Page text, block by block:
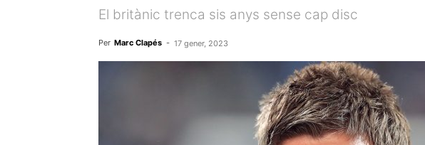
El britànic trenca sis anys sense cap disc
Per Marc Clapés - 17 gener, 2023